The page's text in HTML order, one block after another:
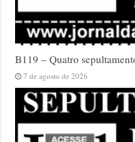
B119 – Quatro
7 de agosto de 2026